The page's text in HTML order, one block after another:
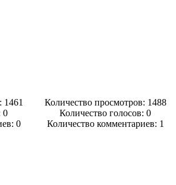
1461
0
0
Количество просмотров: 1488
Количество голосов: 0
Количество комментариев: 1